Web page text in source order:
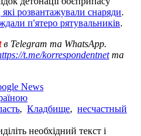
розвантажували снаряди.
п'ятеро рятувальників.
в Telegram та WhatsApp.
t.me/korrespondentnetта
News
, Кладбище, несчастный
необхідний текст і